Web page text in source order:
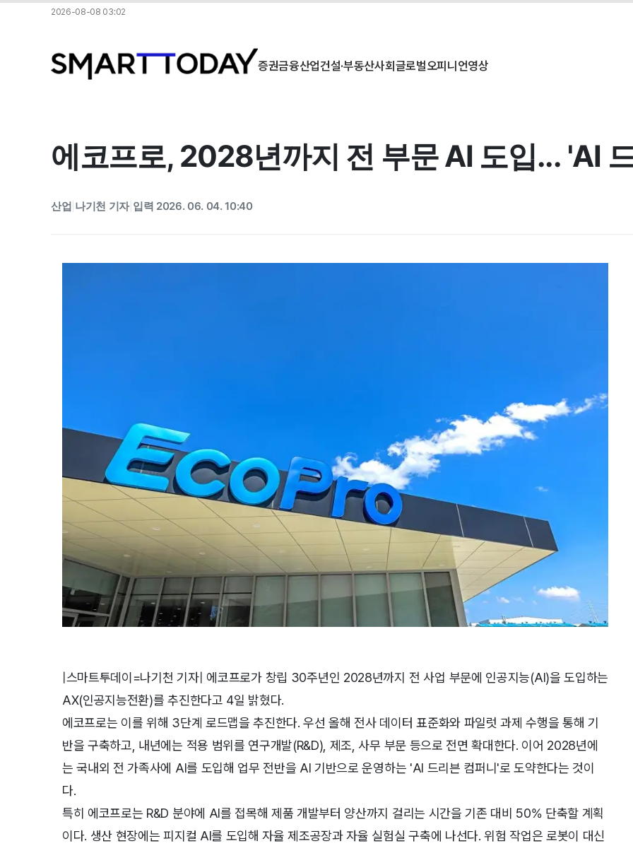
2026-08-08 03:02
증권금융산업건설·부동산사회글로벌오피니언영상
에코프로, 2028년까지 전 부문 AI 도입... 'AI
산업 나기천 기자| 입력 2026. 06. 04. 10:40
|스마트투데이=나기천 기자| 에코프로가 창립 30주년인 2028년까지 전 사업 부문에 인공지능(AI)을 도입하는
AX(인공지능전환)를 추진한다고 4일 밝혔다.
에코프로는 이를 위해 3단계 로드맵을 추진한다. 우선 올해 전사 데이터 표준화와 파일럿 과제 수행을 통해 기
반을 구축하고, 내년에는 적용 범위를 연구개발(R&D), 제조, 사무 부문 등으로 전면 확대한다. 이어 2028년에
는 국내외 전 가족사에 AI를 도입해 업무 전반을 AI 기반으로 운영하는 'AI 드리븐 컴퍼니'로 도약한다는 것이
다.
특히 에코프로는 R&D 분야에 AI를 접목해 제품 개발부터 양산까지 걸리는 시간을 기존 대비 50% 단축할 계획
이다. 생산 현장에는 피지컬 AI를 도입해 자율 제조공장과 자율 실험실 구축에 나선다. 위험 작업은 로봇이 대신